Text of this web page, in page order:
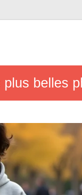
belles